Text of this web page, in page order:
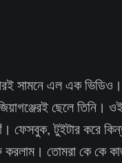
সামনে এল এক ভিডিও।
জিয়াগঞ্জেরই ছেলে
ফেসবুক, টুইটার করে
তোমরা কে কে